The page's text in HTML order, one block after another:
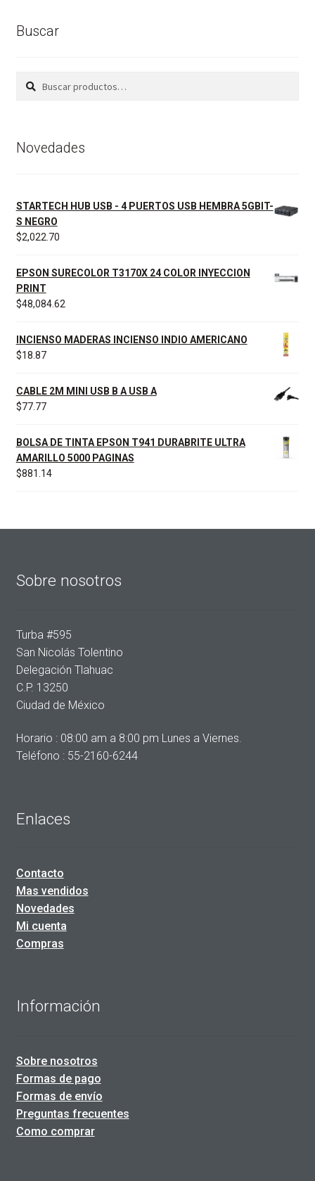
Buscar
Buscar
Buscar
Novedades
STARTECH HUB USB - 4 PUERTOS USB HEMBRA 5GBIT-
S NEGRO
$2,022.70
EPSON SURECOLOR T3170X 24 COLOR INYECCION
PRINT
$48,084.62
INCIENSO MADERAS INCIENSO INDIO AMERICANO
$18.87
CABLE 2M MINI USB B A USB A
$77.77
BOLSA DE TINTA EPSON T941 DURABRITE ULTRA
AMARILLO 5000 PAGINAS
$881.14
Sobre nosotros
Turba #595
San Nicolás Tolentino
Delegación Tlahuac
C.P. 13250
Ciudad de México
Horario : 08:00 am a 8:00 pm Lunes a Viernes.
Teléfono : 55-2160-6244
Enlaces
Contacto
Mas vendidos
Novedades
Mi cuenta
Compras
Información
Sobre nosotros
Formas de pago
Formas de envío
Preguntas frecuentes
Como comprar